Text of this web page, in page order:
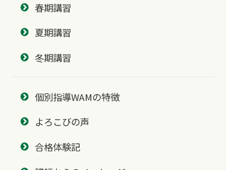
春期講習
夏期講習
冬期講習
個別指導WAMの特徴
よろこびの声
合格体験記